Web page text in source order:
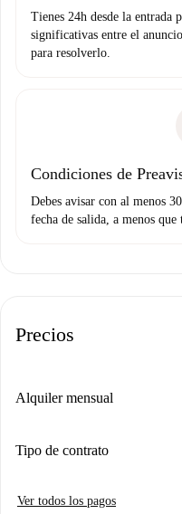
Tienes 24h desde la entrada
significativas entre el
para resolverlo.
Condiciones de
Debes avisar con al menos
fecha de salida, a menos
Precios
Alquiler mensual
Tipo de contrato
Ver todos los pagos